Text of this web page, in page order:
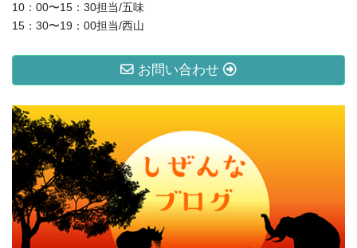
10：00〜15：30担当/五味
15：30〜19：00担当/西山
お問い合わせ